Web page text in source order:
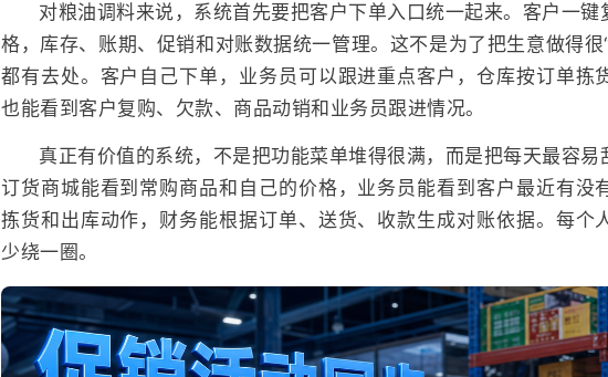
对粮油调料来说，系统首先要把客户下单入口统一起来。客户一
格，库存、账期、促销和对账数据统一管理。这不是为了把生意做得很
都有去处。客户自己下单，业务员可以跟进重点客户，仓库按订单拣
也能看到客户复购、欠款、商品动销和业务员跟进情况。
真正有价值的系统，不是把功能菜单堆得很满，而是把每天最容
订货商城能看到常购商品和自己的价格，业务员能看到客户最近有没
拣货和出库动作，财务能根据订单、送货、收款生成对账依据。每个
少绕一圈。